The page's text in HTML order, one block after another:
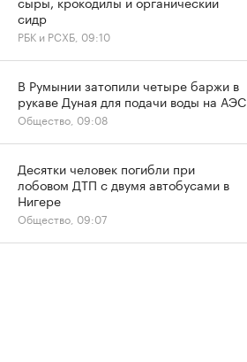
сидр
РБК и РСХБ, 09:10
В Румынии затопили четыре баржи в
рукаве Дуная для подачи воды на АЭС
Общество, 09:08
Десятки человек погибли при
лобовом ДТП с двумя автобусами в
Нигере
Общество, 09:07